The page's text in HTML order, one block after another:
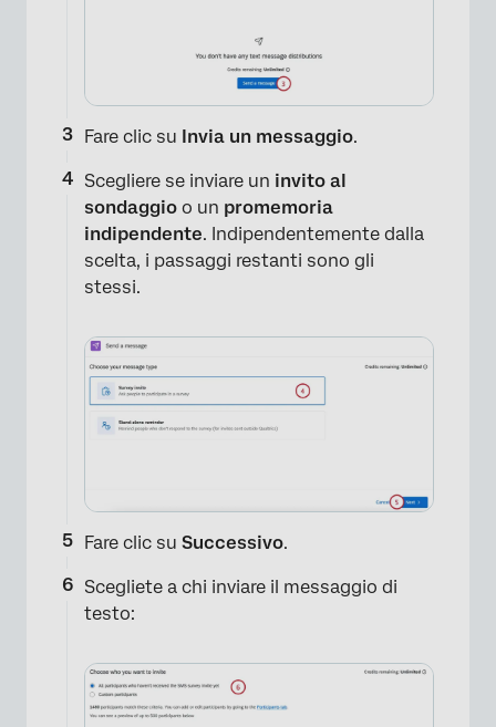
Fare clic su Invia un messaggio.
Scegliere se inviare un invito al
sondaggio o un promemoria
indipendente. Indipendentemente dalla
scelta, i passaggi restanti sono gli
stessi.
Fare clic su Successivo.
Scegliete a chi inviare il messaggio di
testo: